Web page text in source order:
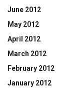
June 2012
May 2012
April 2012
March 2012
February 2012
January 2012